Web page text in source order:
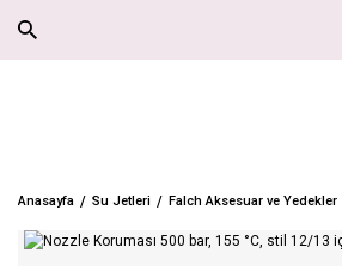
Anasayfa Su Jetleri Falch Aksesuar ve Yedekler